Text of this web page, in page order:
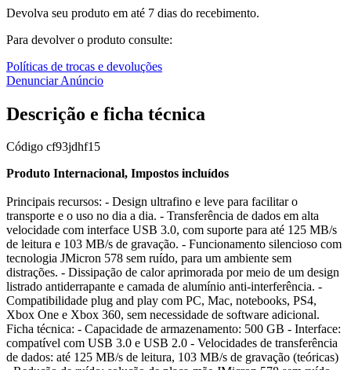
Devolva seu produto em até 7 dias do recebimento.
Para devolver o produto consulte:
Políticas de trocas e devoluções
Denunciar Anúncio
Descrição e ficha técnica
Código cf93jdhf15
Produto Internacional, Impostos incluídos
Principais recursos: - Design ultrafino e leve para facilitar o
transporte e o uso no dia a dia. - Transferência de dados em alta
velocidade com interface USB 3.0, com suporte para até 125 MB/s
de leitura e 103 MB/s de gravação. - Funcionamento silencioso com
tecnologia JMicron 578 sem ruído, para um ambiente sem
distrações. - Dissipação de calor aprimorada por meio de um design
listrado antiderrapante e camada de alumínio anti-interferência. -
Compatibilidade plug and play com PC, Mac, notebooks, PS4,
Xbox One e Xbox 360, sem necessidade de software adicional.
Ficha técnica: - Capacidade de armazenamento: 500 GB - Interface:
compatível com USB 3.0 e USB 2.0 - Velocidades de transferência
de dados: até 125 MB/s de leitura, 103 MB/s de gravação (teóricas)